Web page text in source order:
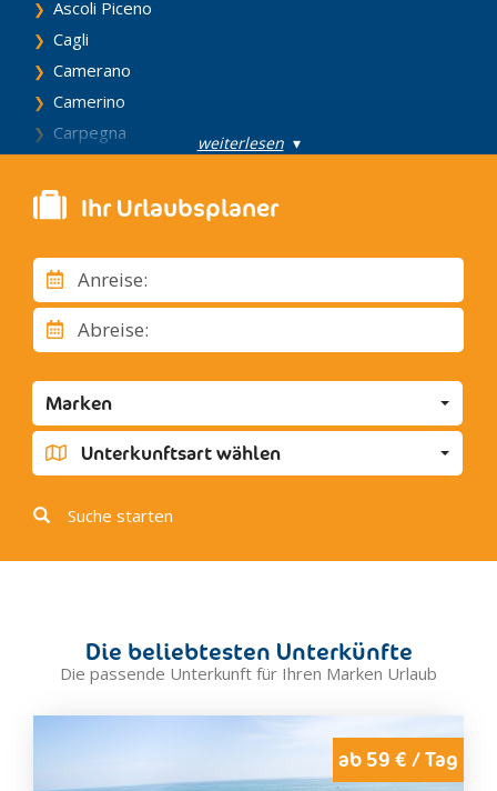
Ascoli Piceno
Cagli
Camerano
Camerino
Carpegna
Castellone di Suasa
Cingoli
Civitanova Marche
Corinaldo
Corridonia
Cupra Marittima
Cupramontana
Fabriano
Falconara Marittima
Fano
Fermo
Fossombrone
Gradara
Grottammare
Jesi
Macerata
weiterlesen▾
Ihr Urlaubsplaner
Anreise:
Abreise:
Marken
Unterkunftsart wählen
Suche starten
Die beliebtesten Unterkünfte
Die passende Unterkunft für Ihren Marken Urlaub
ab 59 € / Tag